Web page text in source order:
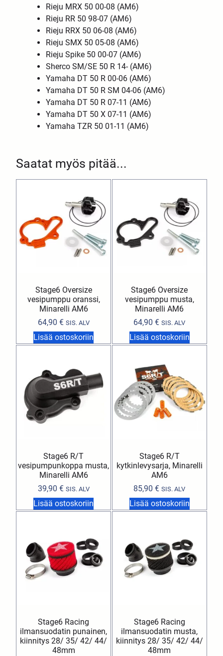
Saatat myös pitää...
Stage6 Oversize
vesipumppu oranssi,
Minarelli AM6
64,90 € SIS. ALV
Lisää ostoskoriin
Stage6 Oversize
vesipumppu musta,
Minarelli AM6
64,90€ SIS. ALV
Lisää ostoskoriin
Stage6 R/T
vesipumpunkoppa musta,
Minarelli AM6
39,90 € SIS. ALV
Lisää ostoskoriin
Stage6 R/T
kytkinlevysarja, Minarelli
AM6
85,90€ SIS. ALV
Lisää ostoskoriin
Stage6 Racing
ilmansuodatin punainen,
kiinnitys 28/ 35/ 42/ 44/
48mm
Stage6 Racing
ilmansuodatin musta,
kiinnitys 28/ 35/ 42/ 44/
48mm
Rieju MRX 50 00-08 (AM6)
Rieju RR 50 98-07 (AM6)
Rieju RRX 50 06-08 (AM6)
Rieju SMX 50 05-08 (AM6)
Rieju Spike 50 00-07 (AM6)
Sherco SM/SE 50 R 14- (AM6)
Yamaha DT 50 R 00-06 (AM6)
Yamaha DT 50 R SM 04-06 (AM6)
Yamaha DT 50 R 07-11 (AM6)
Yamaha DT 50 X 07-11 (AM6)
Yamaha TZR 50 01-11 (AM6)